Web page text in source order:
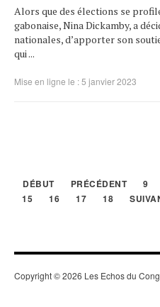
Alors que des élections se
gabonaise, Nina Dickamby, a
nationales, d’apporter son
qui ...
Mise en ligne le : 5 janvier 2023
DÉBUT PRÉCÉDENT 9
15
16 17 18
Copyright © 2026 Les Echos du